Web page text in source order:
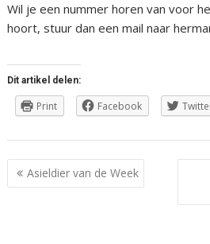
Wil je een nummer horen van voor
hoort, stuur dan een mail naar
Dit artikel delen:
Print Facebook
Berichtnavigatie
Asieldier van de Week